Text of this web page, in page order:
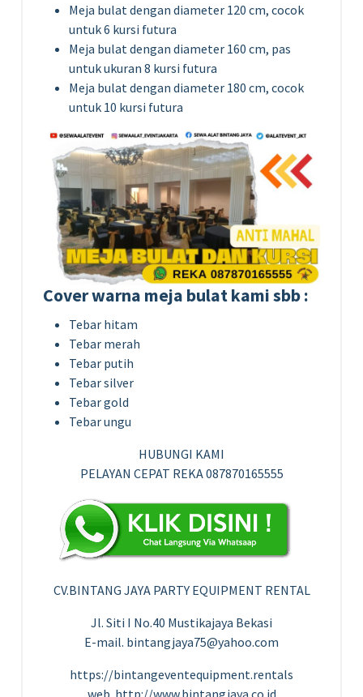
Meja bulat dengan diameter 120 cm, cocok
untuk 6 kursi futura
Meja bulat dengan diameter 160 cm, pas
untuk ukuran 8 kursi futura
Meja bulat dengan diameter 180 cm, cocok
untuk 10 kursi futura
Cover warna meja bulat kami sbb :
Tebar hitam
Tebar merah
Tebar putih
Tebar silver
Tebar gold
Tebar ungu
HUBUNGI KAMI
PELAYAN CEPAT REKA 087870165555
CV.BINTANG JAYA PARTY EQUIPMENT RENTAL
Jl. Siti I No.40 Mustikajaya Bekasi
E-mail. bintangjaya75@yahoo.com
https://bintangeventequipment.rentals
web. http://www.bintangjaya.co.id